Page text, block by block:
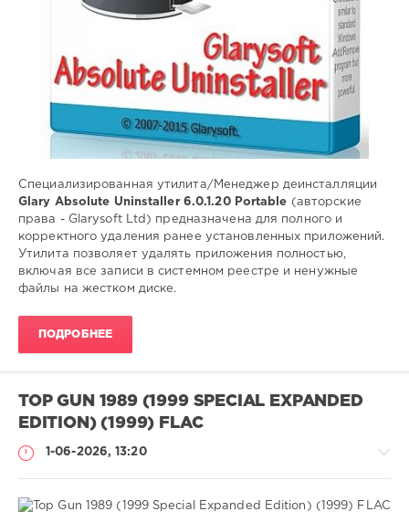
Полное
удаление
программ
Специализированная утилита/Менеджер деинсталляции
Glary Absolute Uninstaller 6.0.1.20 Portable (авторские
права - Glarysoft Ltd) предназначена для полного и
корректного удаления ранее установленных приложений.
Утилита позволяет удалять приложения полностью,
включая все записи в системном реестре и ненужные
файлы на жестком диске.
ПОДРОБНЕЕ
TOP GUN 1989 (1999 SPECIAL EXPANDED
EDITION) (1999) FLAC
1-06-2026, 13:20